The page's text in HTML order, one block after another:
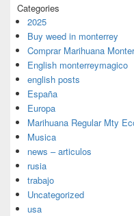
Categories
2025
Buy weed in monterrey
Comprar Marihuana
English monterreymagico
english posts
España
Europa
Marihuana Regular Mty
Musica
news – articulos
rusia
trabajo
Uncategorized
usa